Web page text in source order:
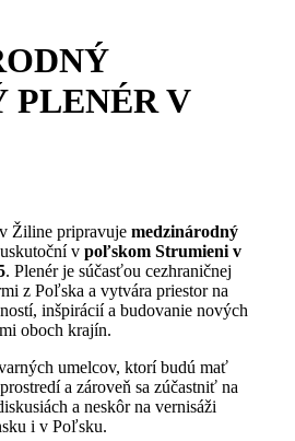
PLENÉR V
Žiline pripravuje medzinárodný
v poľskom Strumieni v
. Plenér je súčasťou cezhraničnej
z Poľska a vytvára priestor na
inšpirácií a budovanie nových
oboch krajín.
umelcov, ktorí budú mať
a zároveň sa zúčastniť na
a neskôr na vernisáži
i v Poľsku.